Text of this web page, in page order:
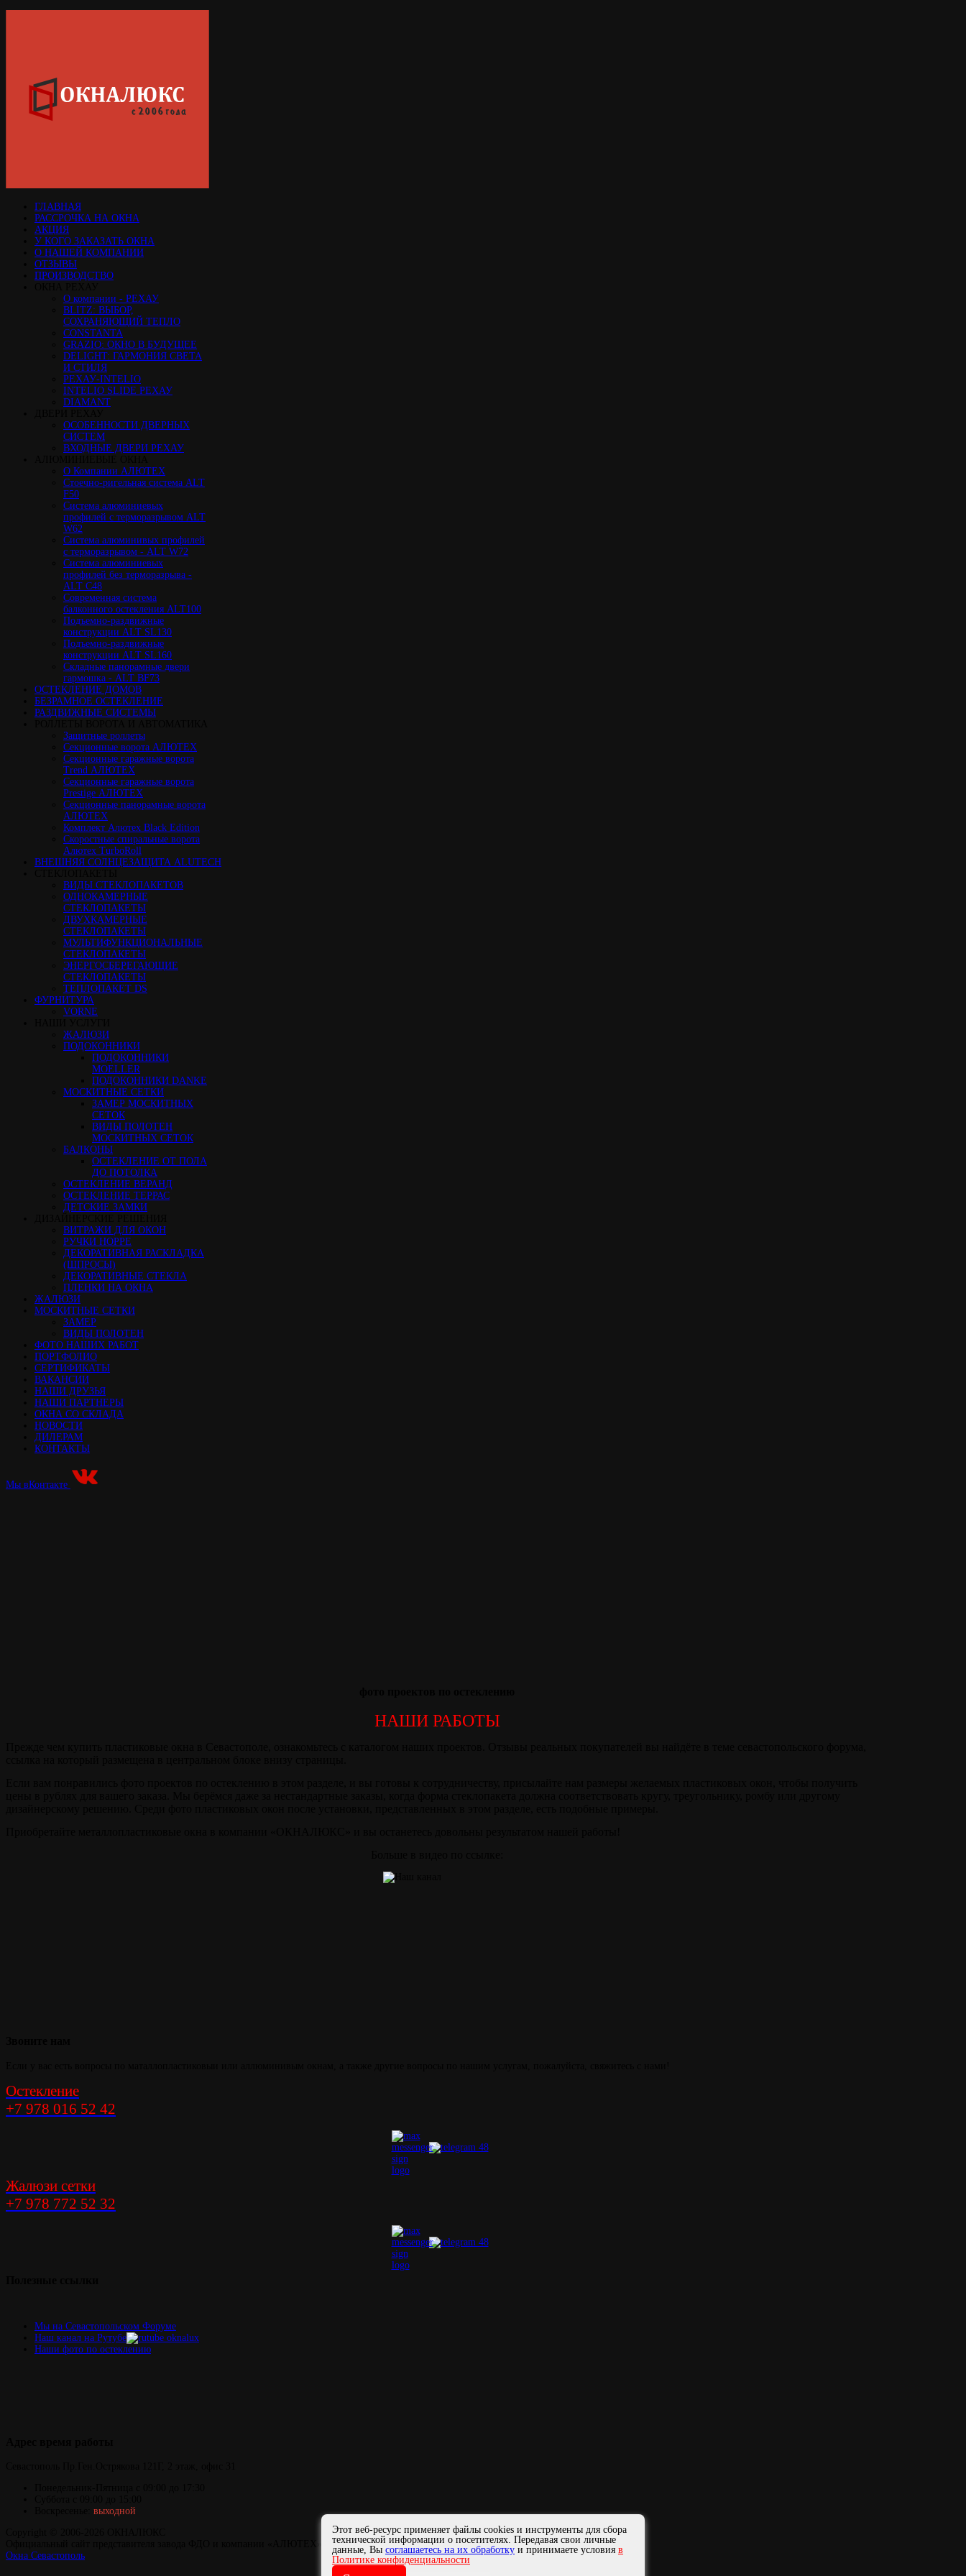
ГЛАВНАЯ
РАССРОЧКА НА ОКНА
АКЦИЯ
У КОГО ЗАКАЗАТЬ ОКНА
О НАШЕЙ КОМПАНИИ
ОТЗЫВЫ
ПРОИЗВОДСТВО
О компании - РЕХАУ
BLITZ: ВЫБОР,
СОХРАНЯЮЩИЙ ТЕПЛО
CONSTANTA
GRAZIO: ОКНО В БУДУЩЕЕ
DELIGHT: ГАРМОНИЯ СВЕТА
И СТИЛЯ
РЕХАУ-INTELIO
INTELIO SLIDE РЕХАУ
DIAMANT
ОСОБЕННОСТИ ДВЕРНЫХ
СИСТЕМ
ВХОДНЫЕ ДВЕРИ РЕХАУ
О Компании АЛЮТЕХ
Стоечно-ригельная система ALT
F50
Cистема алюминиевых
профилей с терморазрывом ALT
W62
Система алюминивых профилей
с терморазрывом - ALT W72
Cистема алюминиевых
профилей без терморазрыва -
ALT C48
Cовременная система
балконного остекления ALT100
Подъемно-раздвижные
конструкции ALT SL130
Подъемно-раздвижные
конструкции ALT SL160
Cкладные панорамные двери
гармошка - ALT BF73
ОСТЕКЛЕНИЕ ДОМОВ
БЕЗРАМНОЕ ОСТЕКЛЕНИЕ
РАЗДВИЖНЫЕ СИСТЕМЫ
Защитные роллеты
Секционные ворота АЛЮТЕХ
Секционные гаражные ворота
Trend АЛЮТЕХ
Секционные гаражные ворота
Prestige АЛЮТЕХ
Секционные панорамные ворота
АЛЮТЕХ
Комплект Алютех Black Edition
Скоростные спиральные ворота
Алютех TurboRoll
ВНЕШНЯЯ СОЛНЦЕЗАЩИТА ALUTECH
ВИДЫ СТЕКЛОПАКЕТОВ
ОДНОКАМЕРНЫЕ
СТЕКЛОПАКЕТЫ
ДВУХКАМЕРНЫЕ
СТЕКЛОПАКЕТЫ
МУЛЬТИФУНКЦИОНАЛЬНЫЕ
СТЕКЛОПАКЕТЫ
ЭНЕРГОСБЕРЕГАЮЩИЕ
СТЕКЛОПАКЕТЫ
ТЕПЛОПАКЕТ DS
ФУРНИТУРА
VORNE
ЖАЛЮЗИ
ПОДОКОННИКИ
ПОДОКОННИКИ
MOELLER
ПОДОКОННИКИ DANKE
МОСКИТНЫЕ СЕТКИ
ЗАМЕР МОСКИТНЫХ
СЕТОК
ВИДЫ ПОЛОТЕН
МОСКИТНЫХ СЕТОК
БАЛКОНЫ
ОСТЕКЛЕНИЕ ОТ ПОЛА
ДО ПОТОЛКА
ОСТЕКЛЕНИЕ ВЕРАНД
ОСТЕКЛЕНИЕ ТЕРРАС
ДЕТСКИЕ ЗАМКИ
ВИТРАЖИ ДЛЯ ОКОН
РУЧКИ HOPPE
ДЕКОРАТИВНАЯ РАСКЛАДКА
(ШПРОСЫ)
ДЕКОРАТИВНЫЕ СТЕКЛА
ПЛЕНКИ НА ОКНА
ЖАЛЮЗИ
МОСКИТНЫЕ СЕТКИ
ЗАМЕР
ВИДЫ ПОЛОТЕН
ФОТО НАШИХ РАБОТ
ПОРТФОЛИО
СЕРТИФИКАТЫ
ВАКАНСИИ
НАШИ ДРУЗЬЯ
НАШИ ПАРТНЕРЫ
ОКНА СО СКЛАДА
НОВОСТИ
ДИЛЕРАМ
КОНТАКТЫ
Мы вКонтакте
НАШИ РАБОТЫ
Остекление
+7 978 016 52 42
Жалюзи сетки
+7 978 772 52 32
Мы на Севастопольском Форуме
Наш канал на Рутубе
Наши фото по остеклению
выходной
Официальный сайт представителя завода ФДО и компании «АЛЮТЕХ» в Севастополе
Окна Севастополь
Этот веб-ресурс применяет файлы cookies и инструменты для сбора
технической информации о посетителях. Передавая свои личные
данные, Вы соглашаетесь на их обработку и принимаете условия в
Политике конфиденциальности